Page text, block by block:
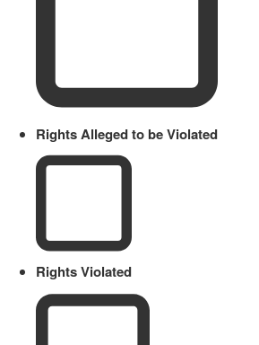
Rights Alleged to be Violated
Rights Violated